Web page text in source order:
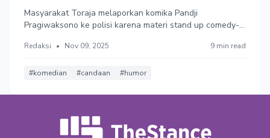
Masyarakat Toraja melaporkan komika Pandji
Pragiwaksono ke polisi karena materi stand up comedy-
menyenggol SARA rentan memancing konflik.
Redaksi • Nov 09, 2025 9 min read
#komedian #candaan #humor